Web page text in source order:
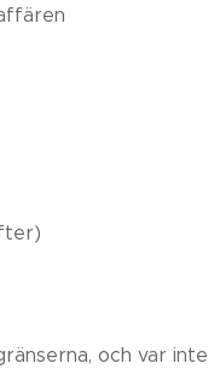
och var inte